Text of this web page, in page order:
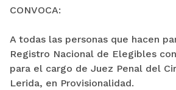
CONVOCA:
A todas las personas que hacen
Registro Nacional de Elegibles
para el cargo de Juez Penal del
Lerida, en Provisionalidad.